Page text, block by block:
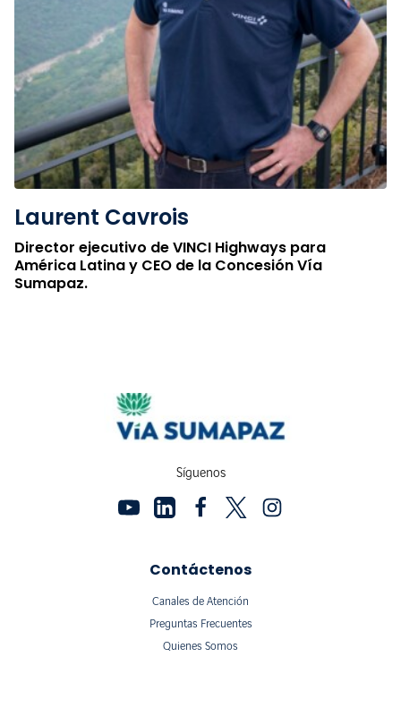
Laurent Cavrois
Director ejecutivo de VINCI Highways para
América Latina y CEO de la Concesión Vía
Sumapaz.
Síguenos
Contáctenos
Canales de Atención
Preguntas Frecuentes
Quienes Somos